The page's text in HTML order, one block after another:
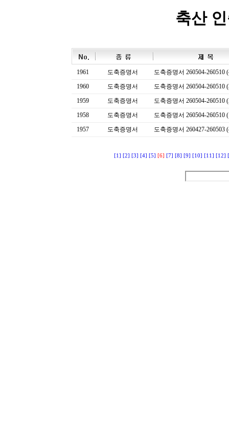
축산
1961 도축증명서
도축증명서 260504-260510
1960
도축증명서
도축증명서 260504-260510
1959
도축증명서
도축증명서 260504-260510
1958
도축증명서
도축증명서 260504-260510
1957
도축증명서 도축증명서 260427-260503
[1] [2] [3] [4] [5] [6] [7] [8] [9] [10] [11] [12]